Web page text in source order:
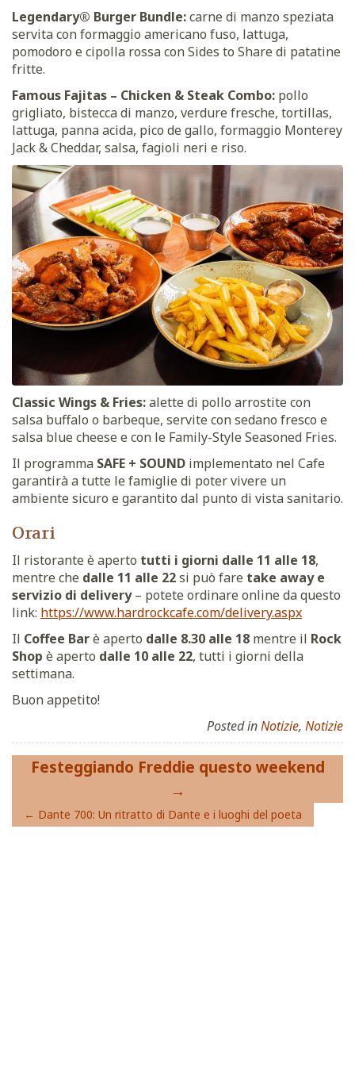
Legendary® Burger Bundle:carne di manzo speziata
servita con formaggio americano fuso, lattuga,
pomodoro e cipolla rossa con Sides to Share di patatine
fritte.
Famous Fajitas – Chicken & Steak Combo: pollo
grigliato, bistecca di manzo, verdure fresche, tortillas,
lattuga, panna acida, pico de gallo, formaggio Monterey
Jack & Cheddar, salsa, fagioli neri e riso.
Classic Wings & Fries:alette di pollo arrostite con
salsa buffalo o barbeque, servite con sedano fresco e
salsa blue cheese e con le Family-Style Seasoned Fries.
Il programma SAFE + SOUND implementato nel Cafe
garantirà a tutte le famiglie di poter vivere un
ambiente sicuro e garantito dal punto di vista sanitario.
Orari
Il ristorante è aperto tutti i giorni dalle 11 alle 18,
mentre che dalle 11 alle 22si può fare take away e
servizio di delivery– potete ordinare online da questo
link: https://www.hardrockcafe.com/delivery.aspx
Il Coffee Barè aperto dalle 8.30 alle 18 mentre il Rock
Shop è aperto dalle 10 alle 22, tutti i giorni della
settimana.
Buon appetito!
Posted inNotizie, Notizie
Navigazione
articoli
Festeggiando Freddie questo weekend
Dante 700: Un ritratto di Dante e i luoghi del poeta